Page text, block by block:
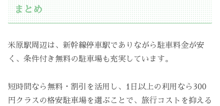
まとめ
米原駅周辺は、新幹線停車駅でありながら駐車料金が安
く、条件付き無料の駐車場も充実しています。
短時間なら無料・割引を活用し、1日以上の利用なら300
円クラスの格安駐車場を選ぶことで、旅行コストを抑える